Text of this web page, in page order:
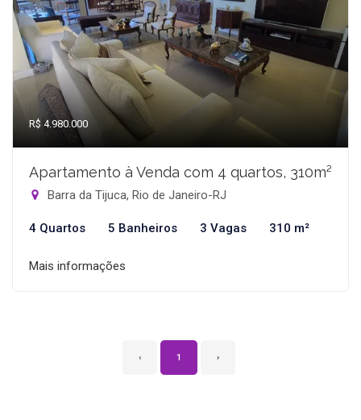
R$ 4.980.000
Apartamento à Venda com 4 quartos, 310m²
Barra da Tijuca, Rio de Janeiro-RJ
4 Quartos 5 Banheiros 3 Vagas 310 m²
Mais informações
‹ 1 ›